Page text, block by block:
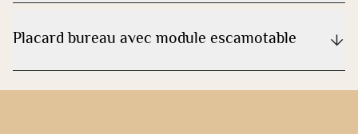
Placard bureau avec module escamotable